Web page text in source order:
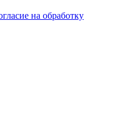
на обработку